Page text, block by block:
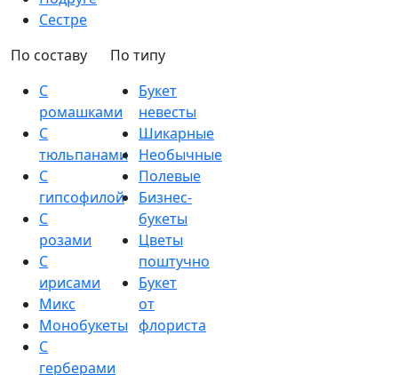
Сестре
По составу
С
ромашками
С
тюльпанами
С
гипсофилой
С
розами
С
ирисами
Микс
Монобукеты
С
герберами
По типу
Букет
невесты
Шикарные
Необычные
Полевые
Бизнес-
букеты
Цветы
поштучно
Букет
от
флориста